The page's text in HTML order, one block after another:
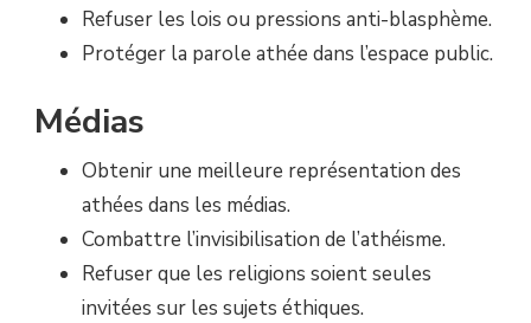
Refuser les lois ou pressions anti-blasphème.
Protéger la parole athée dans l’espace public.
Médias
Obtenir une meilleure représentation des
athées dans les médias.
Combattre l’invisibilisation de l’athéisme.
Refuser que les religions soient seules
invitées sur les sujets éthiques.